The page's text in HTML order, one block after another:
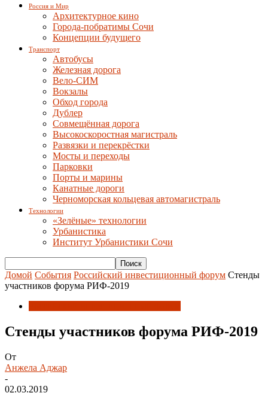
Россия и Мир
Архитектурное кино
Города-побратимы Сочи
Концепции будущего
Транспорт
Автобусы
Железная дорога
Вело-СИМ
Вокзалы
Обход города
Дублер
Совмещённая дорога
Высокоскоростная магистраль
Развязки и перекрёстки
Мосты и переходы
Парковки
Порты и марины
Канатные дороги
Черноморская кольцевая автомагистраль
Технологии
«Зелёные» технологии
Урбанистика
Институт Урбанистики Сочи
Домой События Российский инвестиционный форум Стенды
участников форума РИФ-2019
Стенды участников форума РИФ-2019
От
Анжела Аджар
-
02.03.2019